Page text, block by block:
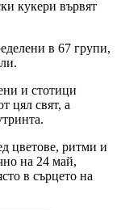
кукери вървят
в 67 групи,
и стотици
цял свят, а
цветове, ритми и
на 24 май,
в сърцето на